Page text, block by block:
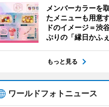
メンバーカラーを
たメニューも用意
ドのイメージ＝渋
ぷりの「縁日かふぇ
もっと見る
ワールドフォトニュース